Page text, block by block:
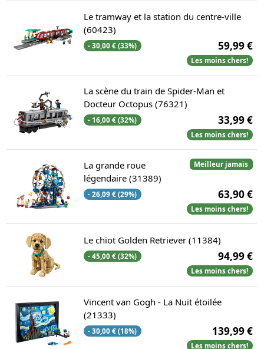
Le tramway et la station du centre-ville
(60423)
- 30,00 € (33%) 59,99 €
Les moins chers!
La scène du train de Spider-Man et
Docteur Octopus (76321)
- 16,00 € (32%) 33,99 €
Les moins chers!
Meilleur jamais
La grande roue
légendaire (31389)
- 26,09 € (29%) 63,90 €
Les moins chers!
Le chiot Golden Retriever (11384)
- 45,00 € (32%) 94,99 €
Les moins chers!
Vincent van Gogh - La Nuit étoilée
(21333)
- 30,00 € (18%) 139,99 €
Les moins chers!